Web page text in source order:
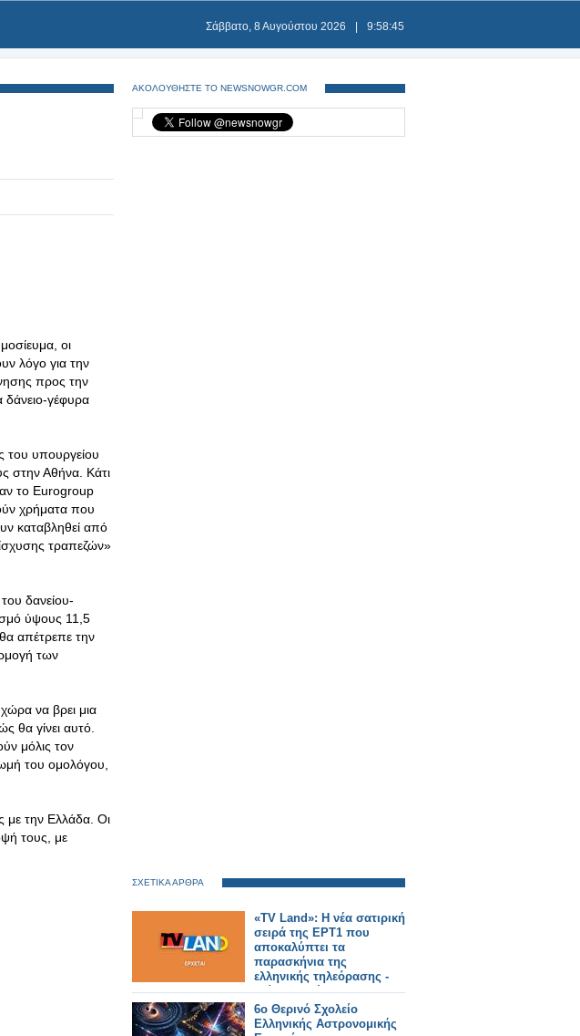
Σάββατο, 8 Αυγούστου 2026 9:58:45
οι
λόγο για την
προς την
δάνειο-γέφυρα
υπουργείου
στην Αθήνα. Κάτι
το Eurogroup
χρήματα που
καταβληθεί από
τραπεζών»
δανείου-
ύψους 11,5
απέτρεπε την
των
να βρει μια
θα γίνει αυτό.
μόλις τον
του ομολόγου,
με την Ελλάδα. Οι
τους, με
ΑΚΟΛΟΥΘΗΣΤΕ ΤΟ NEWSNOWGR.COM
ΣΧΕΤΙΚΑ ΑΡΘΡΑ
«TV Land»: Η νέα σατιρική
σειρά της ΕΡΤ1 που
αποκαλύπτει τα
παρασκήνια της
ελληνικής τηλεόρασης -
Δείτε το τρέιλερ
6ο Θερινό Σχολείο
Ελληνικής Αστρονομικής